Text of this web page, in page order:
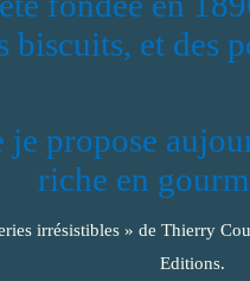
biscuits, et des
je propose
riche en
irrésistibles » de Thierry
Editions.